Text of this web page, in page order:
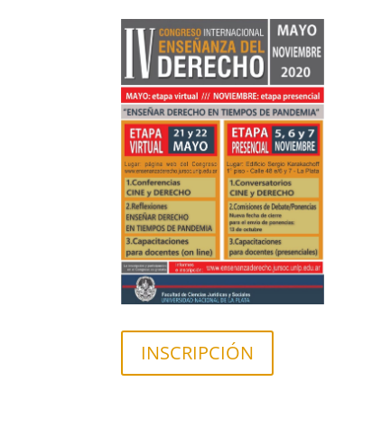
INSCRIPCIÓN